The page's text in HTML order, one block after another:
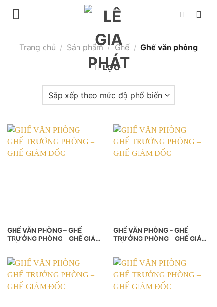
đến
Trang chủ / Sản phẩm / Ghế / Ghế văn phòng
LỌC
GHẾ VĂN PHÒNG – GHẾ
TRƯỞNG PHÒNG – GHẾ GIÁM
GHẾ VĂN PHÒNG – GHẾ
TRƯỞNG PHÒNG – GHẾ GIÁM